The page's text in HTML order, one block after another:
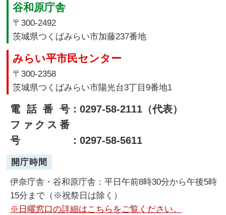
谷和原庁舎
〒300-2492
茨城県つくばみらい市加藤237番地
みらい平市民センター
〒300-2358
茨城県つくばみらい市陽光台3丁目9番地1
電話番号：0297-58-2111（代表）
ファクス番
号
：0297-58-5611
開庁時間
伊奈庁舎・谷和原庁舎：平日午前8時30分から午後5時
15分まで（※祝祭日は除く）
※日曜窓口の詳細はこちらをご覧ください。